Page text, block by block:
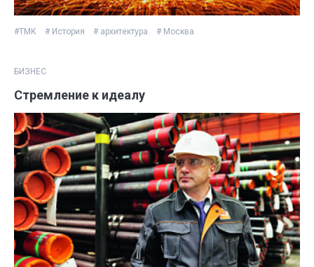
#ТМК # История # архитектура # Москва
БИЗНЕС
Стремление к идеалу